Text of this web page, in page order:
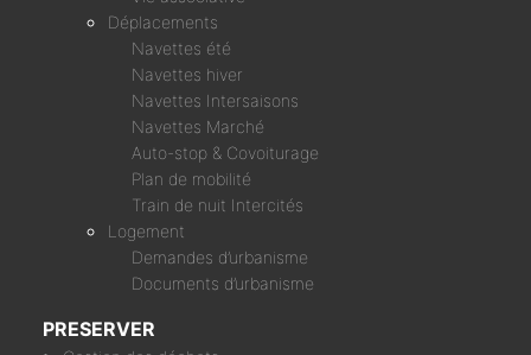
Déplacements
Navettes été
Navettes hiver
Navettes Intersaisons
Navettes Marché
Auto-stop & Covoiturage
Plan de mobilité
Train de nuit Intercités
Logement
Demandes d’urbanisme
Documents d’urbanisme
PRESERVER